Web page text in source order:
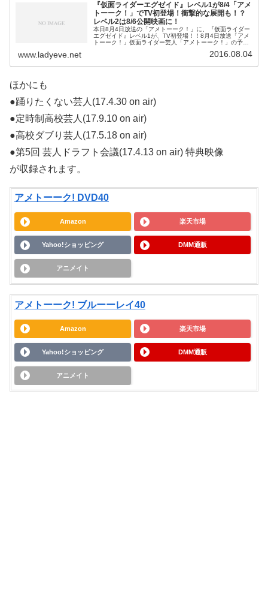
『仮面ライダーエグゼイド』レベル1が8/4「アメ
トーーク！」でTV初登場！衝撃的な展開も！？
レベル2は8/6公開映画に！
本日8月4日放送の「アメトーーク！」に、『仮面ライダー
エグゼイド』レベル1が、TV初登場！！8月4日放送「アメ
トーーク！」仮面ライダー芸人「アメトーーク！」の予告
www.ladyeve.net 2016.08.04
ほかにも
●踊りたくない芸人(17.4.30 on air)
●定時制高校芸人(17.9.10 on air)
●高校ダブり芸人(17.5.18 on air)
●第5回 芸人ドラフト会議(17.4.13 on air) 特典映像
が収録されます。
アメトーーク! DVD40
Amazon 楽天市場
Yahoo!ショッピング DMM通販
アニメイト
アメトーーク! ブルーーレイ40
Amazon 楽天市場
Yahoo!ショッピング DMM通販
アニメイト